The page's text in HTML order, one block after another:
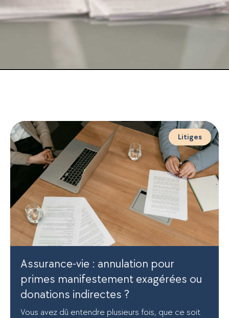
Litiges
Assurance-vie : annulation pour
primes manifestement exagérées ou
donations indirectes ?
Vous avez dû entendre plusieurs fois, que ce soit